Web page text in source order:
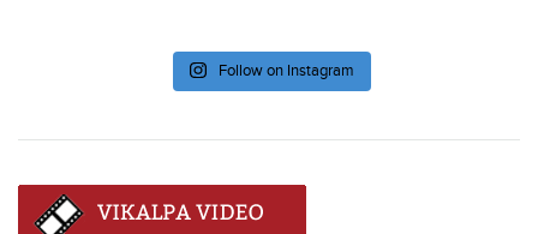
Follow on Instagram